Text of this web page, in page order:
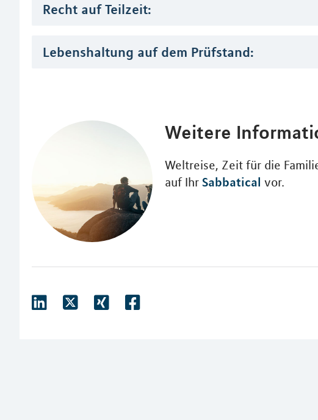
Recht auf Teilzeit:
Lebenshaltung auf dem Prüfstand:
Weitere
Weltreise, Zeit für die
auf IhrSabbatical vor.